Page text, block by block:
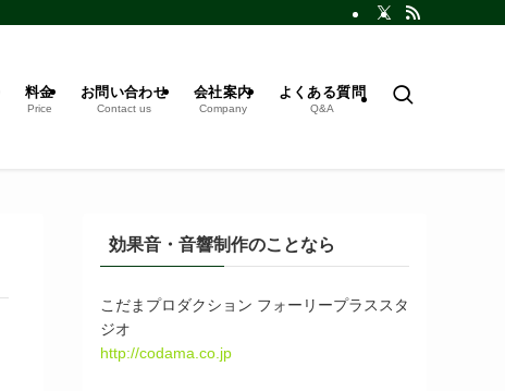
料金
Price
お問い合わせ
Contact us
会社案内
Company
よくある質問
Q&A
効果音・音響制作のことなら
こだまプロダクション フォーリープラススタ
ジオ
http://codama.co.jp